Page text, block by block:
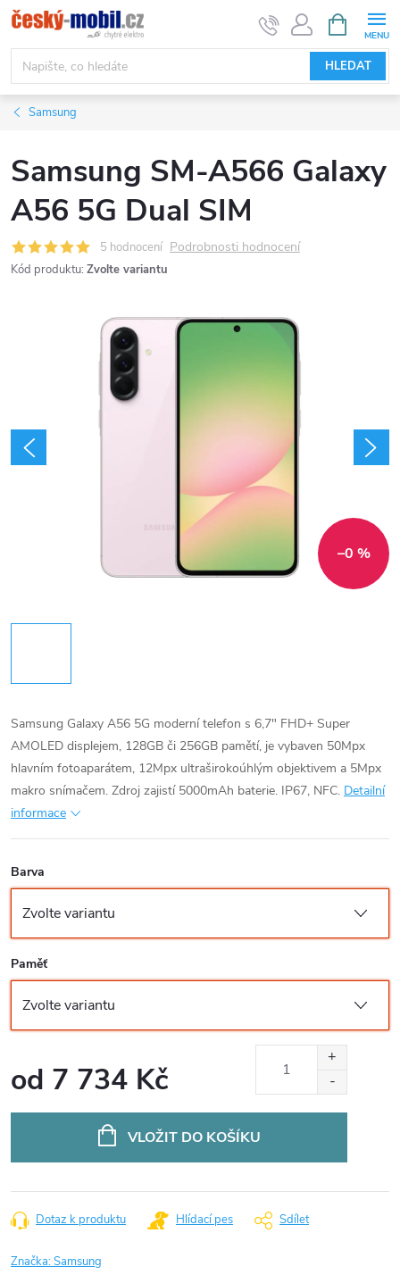
Přejít
na
obsah
HLEDAT
NÁKUPNÍ
KOŠÍK
Samsung
Samsung SM-A566 Galaxy
A56 5G Dual SIM
5 hodnocení Podrobnosti hodnocení
Kód produktu: Zvolte variantu
–0 %
Samsung Galaxy A56 5G moderní telefon s 6,7" FHD+ Super
AMOLED displejem, 128GB či 256GB pamětí, je vybaven 50Mpx
hlavním fotoaparátem, 12Mpx ultraširokoúhlým objektivem a 5Mpx
makro snímačem. Zdroj zajistí 5000mAh baterie. IP67, NFC. Detailní
informace
Barva
Paměť
od 7 734 Kč
VLOŽIT DO KOŠÍKU
Dotaz k produktu Hlídací pes Sdílet
Značka:Samsung